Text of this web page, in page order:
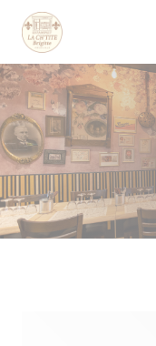
Personnalisation de